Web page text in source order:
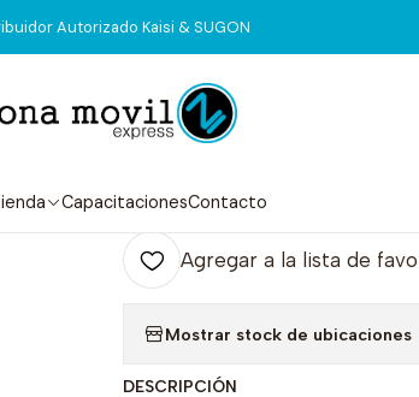
CapacitacionesContacto
Autorizado Kaisi & SUGON
Disipador Termico 2UUL SC09
|
Disipador
Cantidad
Agregar a la lista de
Mostrar stock de ubicaciones
DESCRIPCIÓN